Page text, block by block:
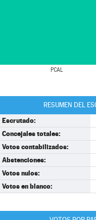
PCAL
RESUMEN DEL
Escrutado:
Concejales totales:
Votos contabilizados:
Abstenciones:
Votos nulos:
Votos en blanco: